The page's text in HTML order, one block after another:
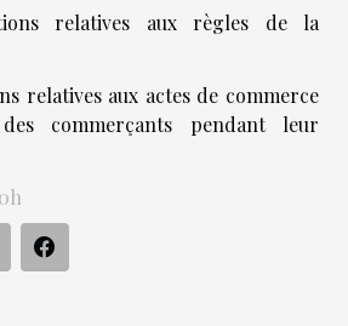
relatives aux règles de la
relatives aux actes de commerce
commerçants pendant leur